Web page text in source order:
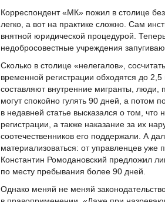
Корреспондент «МК» пожил в столице
легко, а вот на практике сложно. Сам
внятной юридической процедурой.
недобросовестные учреждения
Сколько в столице «нелегалов»,
временной регистрации обходятся до
составляют внутренние мигранты, люди,
могут спокойно гулять 90 дней, а потом
в недавней статье высказался о том, что
регистрации, а также наказание за их
соотечественников его поддержали. А
материализоваться: от управленцев
Константин Ромодановский предложил
по месту пребывания более 90 дней.
Однако меняй не меняй